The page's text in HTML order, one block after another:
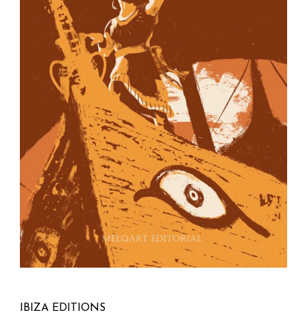
Apartado de correos nº40
Ibiza – Islas Baleares
07800 España
info@ibizaeditions.com
illes@illes.cat
NUESTRAS WEBS
www.Ibiza-click.com
www.Ibiza-tickets.com
www.Ibizaeditions.com
www.tvclick.es
www.destaka.net